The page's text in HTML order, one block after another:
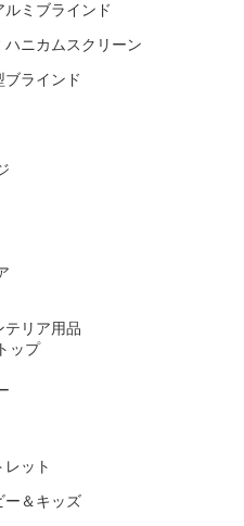
ルミブラインド
ハニカムスクリーン
ブラインド
テリア用品
ップ
レット
ー＆キッズ